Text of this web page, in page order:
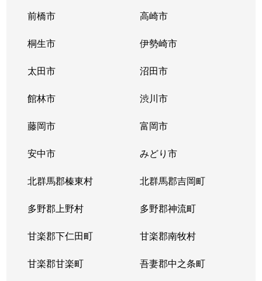
前橋市 高崎市
桐生市 伊勢崎市
太田市 沼田市
館林市 渋川市
藤岡市 富岡市
安中市 みどり市
北群馬郡榛東村 北群馬郡吉岡町
多野郡上野村 多野郡神流町
甘楽郡下仁田町 甘楽郡南牧村
甘楽郡甘楽町 吾妻郡中之条町